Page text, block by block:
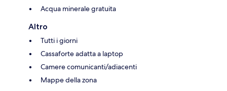
Acqua minerale gratuita
Altro
Tutti i giorni
Cassaforte adatta a laptop
Camere comunicanti/adiacenti
Mappe della zona